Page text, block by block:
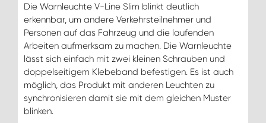
Die Warnleuchte V-Line Slim blinkt deutlich
erkennbar, um andere Verkehrsteilnehmer und
Personen auf das Fahrzeug und die laufenden
Arbeiten aufmerksam zu machen. Die Warnleuchte
lässt sich einfach mit zwei kleinen Schrauben und
doppelseitigem Klebeband befestigen. Es ist auch
möglich, das Produkt mit anderen Leuchten zu
synchronisieren damit sie mit dem gleichen Muster
blinken.